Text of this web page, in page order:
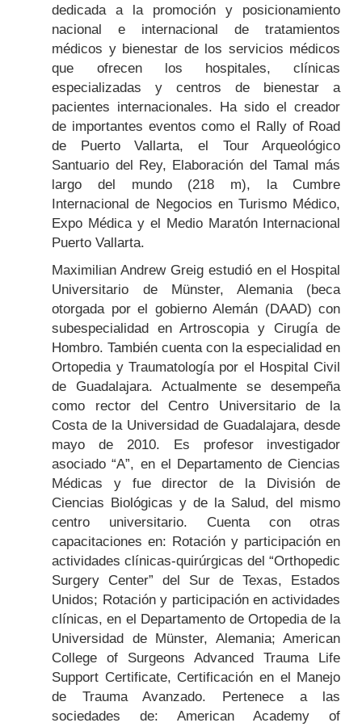
dedicada a la promoción y posicionamiento
nacional e internacional de tratamientos
médicos y bienestar de los servicios médicos
que ofrecen los hospitales, clínicas
especializadas y centros de bienestar a
pacientes internacionales. Ha sido el creador
de importantes eventos como el Rally of Road
de Puerto Vallarta, el Tour Arqueológico
Santuario del Rey, Elaboración del Tamal más
largo del mundo (218 m), la Cumbre
Internacional de Negocios en Turismo Médico,
Expo Médica y el Medio Maratón Internacional
Puerto Vallarta.
Maximilian Andrew Greig estudió en el Hospital
Universitario de Münster, Alemania (beca
otorgada por el gobierno Alemán (DAAD) con
subespecialidad en Artroscopia y Cirugía de
Hombro. También cuenta con la especialidad en
Ortopedia y Traumatología por el Hospital Civil
de Guadalajara. Actualmente se desempeña
como rector del Centro Universitario de la
Costa de la Universidad de Guadalajara, desde
mayo de 2010. Es profesor investigador
asociado “A”, en el Departamento de Ciencias
Médicas y fue director de la División de
Ciencias Biológicas y de la Salud, del mismo
centro universitario. Cuenta con otras
capacitaciones en: Rotación y participación en
actividades clínicas-quirúrgicas del “Orthopedic
Surgery Center” del Sur de Texas, Estados
Unidos; Rotación y participación en actividades
clínicas, en el Departamento de Ortopedia de la
Universidad de Münster, Alemania; American
College of Surgeons Advanced Trauma Life
Support Certificate, Certificación en el Manejo
de Trauma Avanzado. Pertenece a las
sociedades de: American Academy of